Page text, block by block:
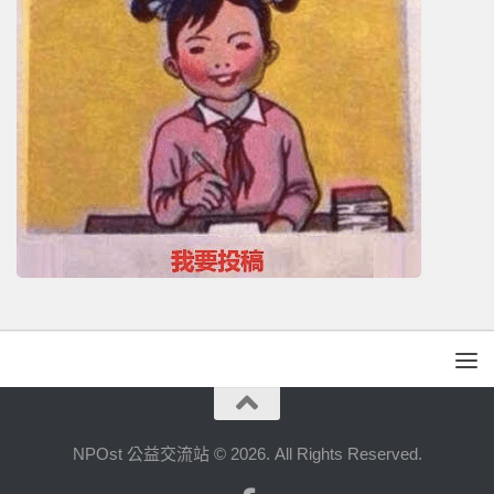
NPOst 公益交流站 © 2026. All Rights Reserved.